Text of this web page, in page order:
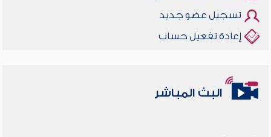
تسجيل عضو جديد
إعادة تفعيل حساب
البث المباشر